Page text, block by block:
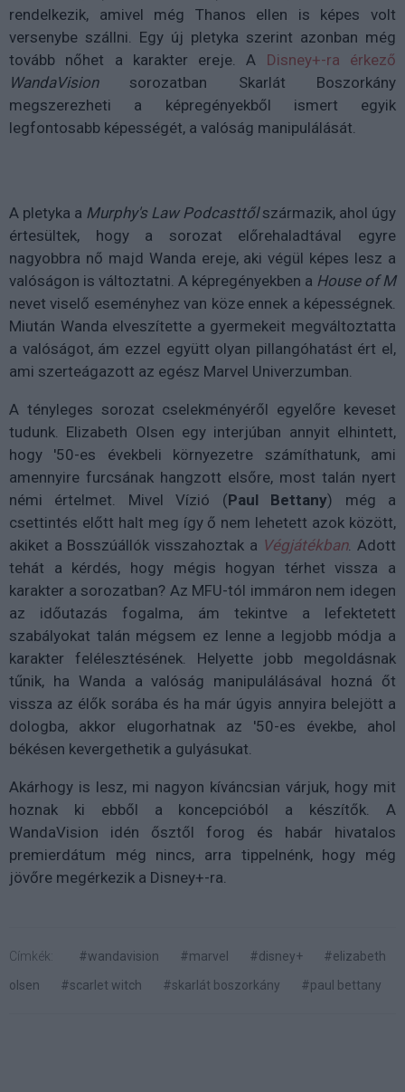
rendelkezik, amivel még Thanos ellen is képes volt
versenybe szállni. Egy új pletyka szerint azonban még
tovább nőhet a karakter ereje. A Disney+-ra érkező
WandaVisionsorozatban Skarlát Boszorkány
megszerezheti a képregényekből ismert egyik
legfontosabb képességét, a valóság manipulálását.
A pletyka a Murphy's Law Podcasttőlszármazik, ahol úgy
értesültek, hogy a sorozat előrehaladtával egyre
nagyobbra nő majd Wanda ereje, aki végül képes lesz a
valóságon is változtatni. A képregényekben a House of M
nevet viselő eseményhez van köze ennek a képességnek.
Miután Wanda elveszítette a gyermekeit megváltoztatta
a valóságot, ám ezzel együtt olyan pillangóhatást ért el,
ami szerteágazott az egész Marvel Univerzumban.
A tényleges sorozat cselekményéről egyelőre keveset
tudunk. Elizabeth Olsen egy interjúban annyit elhintett,
hogy '50-es évekbeli környezetre számíthatunk, ami
amennyire furcsának hangzott elsőre, most talán nyert
némi értelmet. Mivel Vízió (Paul Bettany) még a
csettintés előtt halt meg így ő nem lehetett azok között,
akiket a Bosszúállók visszahoztak a Végjátékban. Adott
tehát a kérdés, hogy mégis hogyan térhet vissza a
karakter a sorozatban? Az MFU-tól immáron nem idegen
az időutazás fogalma, ám tekintve a lefektetett
szabályokat talán mégsem ez lenne a legjobb módja a
karakter felélesztésének. Helyette jobb megoldásnak
tűnik, ha Wanda a valóság manipulálásával hozná őt
vissza az élők sorába és ha már úgyis annyira belejött a
dologba, akkor elugorhatnak az '50-es évekbe, ahol
békésen kevergethetik a gulyásukat.
Akárhogy is lesz, mi nagyon kíváncsian várjuk, hogy mit
hoznak ki ebből a koncepcióból a készítők. A
WandaVision idén ősztől forog és habár hivatalos
premierdátum még nincs, arra tippelnénk, hogy még
jövőre megérkezik a Disney+-ra.
Címkék: #wandavision #marvel #disney+
#elizabeth
olsen
#scarlet witch #skarlát boszorkány #paul bettany